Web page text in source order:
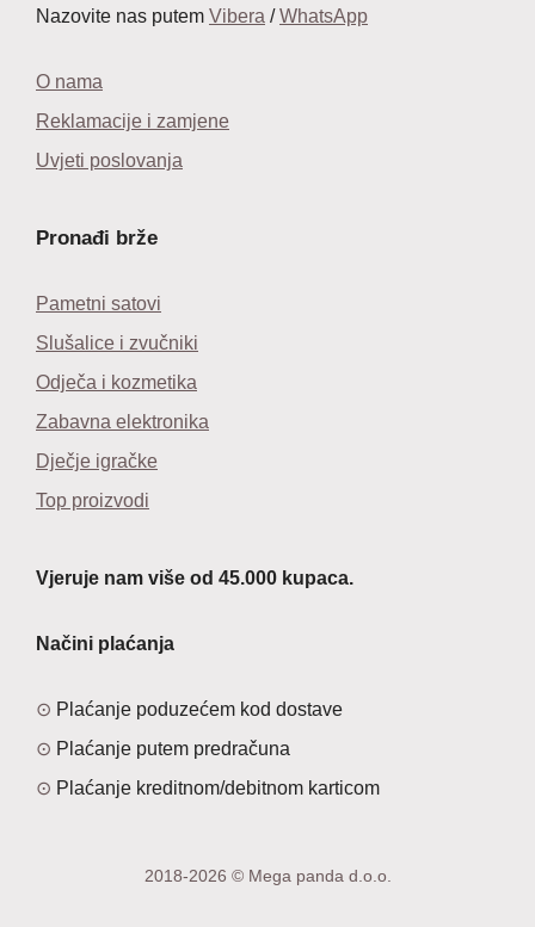
Nazovite nas putem Vibera /WhatsApp
O nama
Reklamacije i zamjene
Uvjeti poslovanja
Pronađi brže
Pametni satovi
Slušalice i zvučniki
Odječa i kozmetika
Zabavna elektronika
Dječje igračke
Top proizvodi
Vjeruje nam više od 45.000 kupaca.
Načini plaćanja
Plaćanje poduzećem kod dostave
Plaćanje putem predračuna
Plaćanje kreditnom/debitnom karticom
2018-2026 © Mega panda d.o.o.